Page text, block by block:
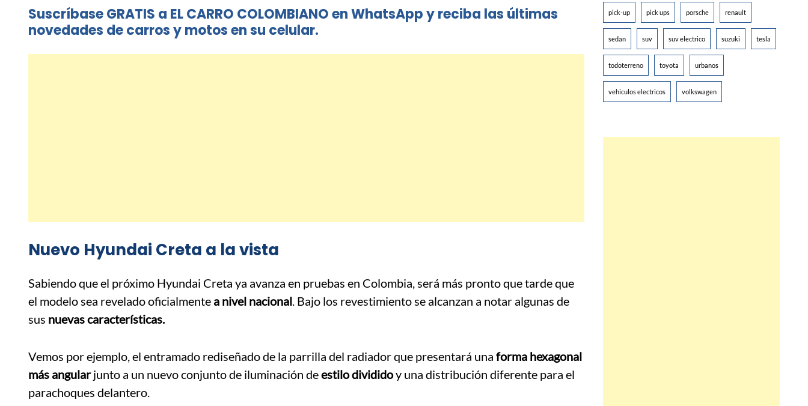
Suscríbase GRATIS a EL CARRO COLOMBIANO en WhatsApp y reciba las últimas
novedades de carros y motos en su celular.
Nuevo Hyundai Creta a la vista
Sabiendo que el próximo Hyundai Creta ya avanza en pruebas en Colombia, será más pronto que tarde que
el modelo sea revelado oficialmente a nivel nacional . Bajo los revestimiento se alcanzan a notar algunas de
sus nuevas características.
Vemos por ejemplo, el entramado rediseñado de la parrilla del radiador que presentará una forma hexagonal
más angularjunto a un nuevo conjunto de iluminación deestilo divididoy una distribución diferente para el
parachoques delantero.
pick-up pick ups porsche renault
sedan suv suv electrico suzuki tesla
todoterreno toyota urbanos
vehiculos electricos volkswagen